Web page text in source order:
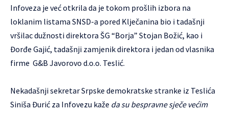
Infoveza je već otkrila da je tokom prošlih izbora na
loklanim listama SNSD-a pored Klječanina bio i tadašnji
vršilac dužnosti direktora ŠG “Borja” Stojan Božić, kao i
Đorđe Gajić, tadašnji zamjenik direktora i jedan od vlasnika
firme G&B Javorovo d.o.o. Teslić.
Nekadašnji sekretar Srpske demokratske stranke iz Teslića
Siniša Đurić za Infovezu kaže da su bespravne sječe većim